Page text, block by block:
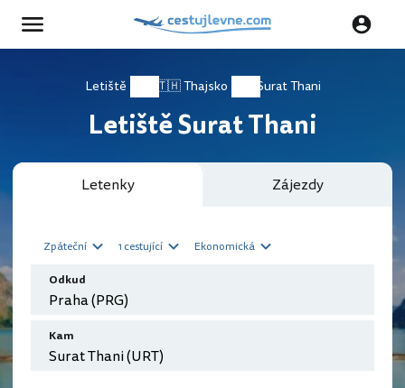
Letiště 🇹🇭 Thajsko Surat Thani
Letiště Surat Thani
Letenky Zájezdy
Zpáteční 1 cestující Ekonomická
Odkud
Kam